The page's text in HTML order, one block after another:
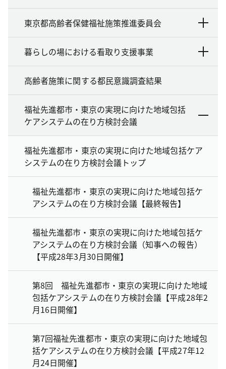
東京都高齢者保健福祉施策推進委員会
暮らしの場における看取り支援事業
高齢者施策に関する都民意識調査結果
福祉先進都市・東京の実現に向けた地域包括
ケアシステムの在り方検討会議
福祉先進都市・東京の実現に向けた地域包括ケア
システムの在り方検討会議トップ
福祉先進都市・東京の実現に向けた地域包括ケ
アシステムの在り方検討会議【最終報告】
福祉先進都市・東京の実現に向けた地域包括ケ
アシステムの在り方検討会議（知事への報告）
【平成28年3月30日開催】
第8回 福祉先進都市・東京の実現に向けた地域
包括ケアシステムの在り方検討会議【平成28年2
月16日開催】
第7回福祉先進都市・東京の実現に向けた地域包
括ケアシステムの在り方検討会議【平成27年12
月24日開催】